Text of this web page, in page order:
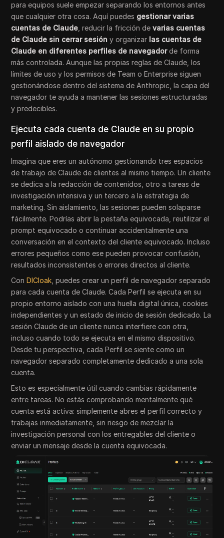
para equipos suele empezar separando los entornos antes
que cualquier otra cosa. Aquí puedes gestionar varias
cuentas de Claude , reducir la fricción devarias cuentas
de Claude sin cerrar sesión y organizar las cuentas de
Claude en diferentes perfiles de navegadorde forma
más controlada. Aunque las propias reglas de Claude, los
límites de uso y los permisos de Team o Enterprise siguen
gestionándose dentro del sistema de Anthropic, la capa del
navegador te ayuda a mantener las sesiones estructuradas
y predecibles.
Ejecuta cada cuenta de Claude en su propio
perfil aislado de navegador
Imagina que eres un autónomo gestionando tres espacios
de trabajo de Claude de clientes al mismo tiempo. Un cliente
se dedica a la redacción de contenidos, otro a tareas de
investigación intensiva y un tercero a la estrategia de
marketing. Sin aislamiento, las sesiones pueden solaparse
fácilmente. Podrías abrir la pestaña equivocada, reutilizar el
prompt equivocado o continuar accidentalmente una
conversación en el contexto del cliente equivocado. Incluso
errores pequeños como ese pueden provocar confusión,
resultados inconsistentes o errores directos al cliente.
ConDICloak , puedes crear un perfil de navegador separado
para cada cuenta de Claude. Cada Perfil se ejecuta en su
propio entorno aislado con una huella digital única, cookies
independientes y un estado de inicio de sesión dedicado. La
sesión Claude de un cliente nunca interfiere con otra,
incluso cuando todo se ejecuta en el mismo dispositivo.
Desde tu perspectiva, cada Perfil se siente como un
navegador separado completamente dedicado a una sola
cuenta.
Esto es especialmente útil cuando cambias rápidamente
entre tareas. No estás comprobando mentalmente qué
cuenta está activa: simplemente abres el perfil correcto y
trabajas inmediatamente, sin riesgo de mezclar la
investigación personal con los entregables del cliente o
enviar un mensaje desde la cuenta equivocada.